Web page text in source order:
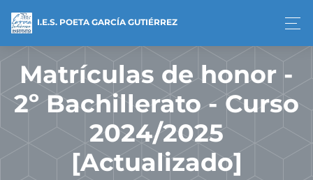
I.E.S. POETA GARCÍA GUTIÉRREZ
Matrículas de honor -
2º Bachillerato - Curso
2024/2025
[Actualizado]